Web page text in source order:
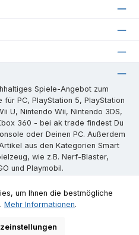
Spiele-Angebot zum
PC, PlayStation 5, PlayStation
U, Nintendo Wii, Nintendo 3DS,
360 - bei ak trade findest Du
oder Deinen PC. Außerdem
aus den Kategorien Smart
wie z.B. Nerf-Blaster,
und Playmobil.
um Ihnen die bestmögliche
Mehr Informationen.